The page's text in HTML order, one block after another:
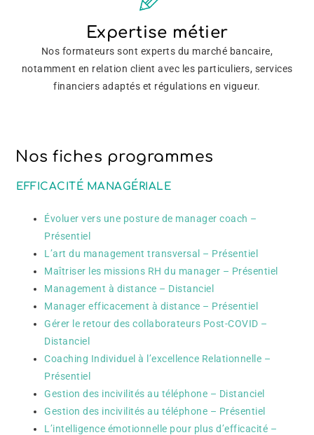
Expertise métier
Nos formateurs sont experts du marché bancaire,
notamment en relation client avec les particuliers, services
financiers adaptés et régulations en vigueur.
Nos fiches programmes
EFFICACITÉ MANAGÉRIALE
Évoluer vers une posture de manager coach –
Présentiel
L’art du management transversal – Présentiel
Maîtriser les missions RH du manager – Présentiel
Management à distance – Distanciel
Manager efficacement à distance – Présentiel
Gérer le retour des collaborateurs Post-COVID –
Distanciel
Coaching Individuel à l’excellence Relationnelle –
Présentiel
Gestion des incivilités au téléphone – Distanciel
Gestion des incivilités au téléphone – Présentiel
L’intelligence émotionnelle pour plus d’efficacité –